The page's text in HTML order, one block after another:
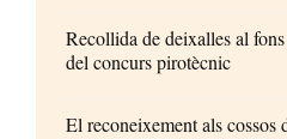
Recollida de deixalles al
del concurs pirotècnic
El reconeixement als cossos